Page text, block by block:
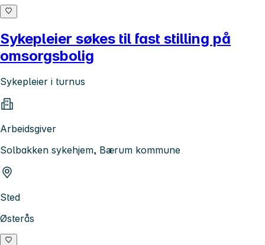
Sykepleier søkes til fast stilling på
omsorgsbolig
Sykepleier i turnus
Arbeidsgiver
Solbakken sykehjem, Bærum kommune
Sted
Østerås